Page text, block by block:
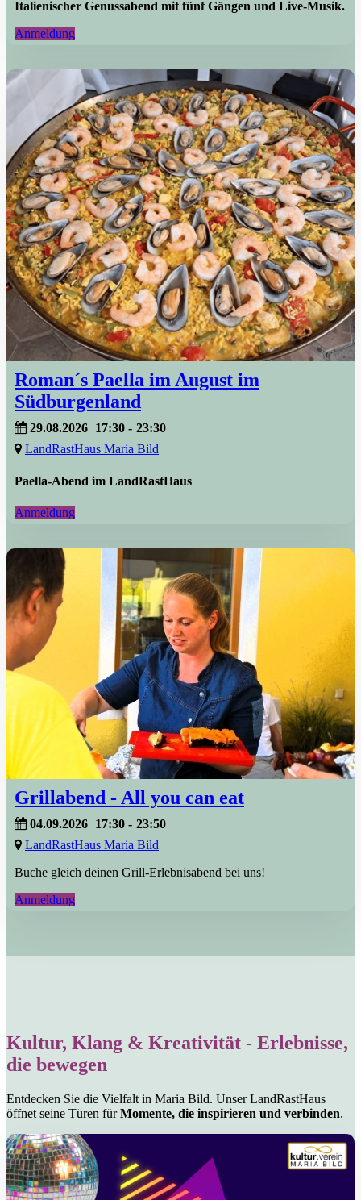
Italienischer Genussabend mit fünf Gängen und Live-Musik.
Anmeldung
Roman´s Paella im August im
Südburgenland
29.08.2026 17:30 - 23:30
LandRastHaus Maria Bild
Paella-Abend im LandRastHaus
Anmeldung
Grillabend - All you can eat
04.09.2026 17:30 - 23:50
LandRastHaus Maria Bild
Buche gleich deinen Grill-Erlebnisabend bei uns!
Anmeldung
Kultur, Klang & Kreativität - Erlebnisse,
die bewegen
Entdecken Sie die Vielfalt in Maria Bild. Unser LandRastHaus
öffnet seine Türen fürMomente, die inspirieren und verbinden.